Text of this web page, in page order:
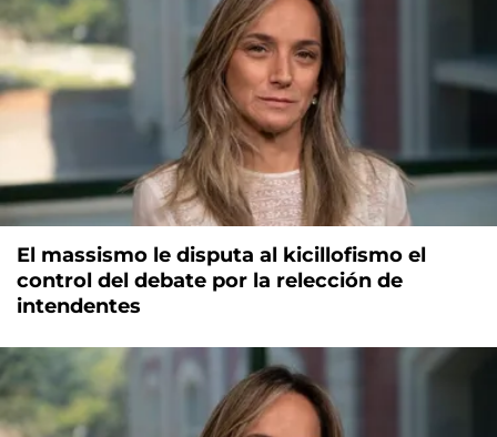
El massismo le disputa al kicillofismo el
control del debate por la relección de
intendentes